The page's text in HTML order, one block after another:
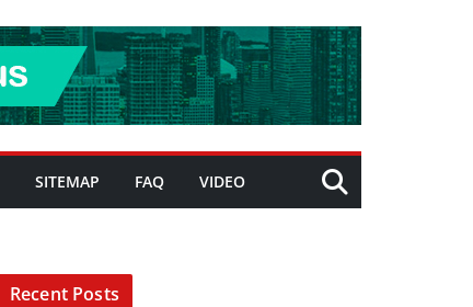
SITEMAP FAQ VIDEO
Recent Posts